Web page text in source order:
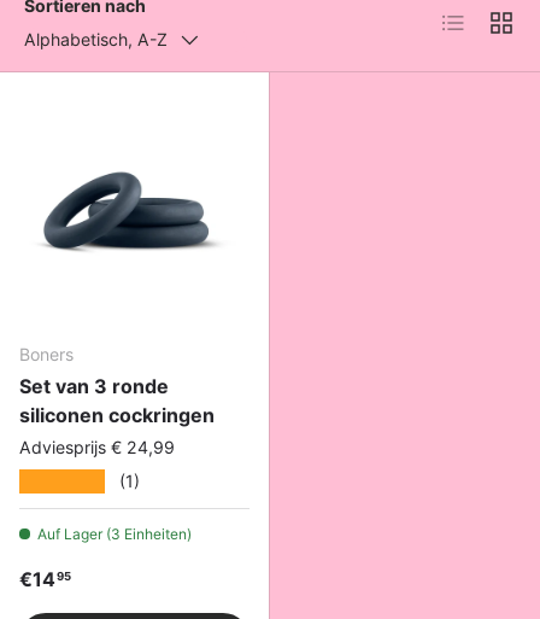
Sortieren nach
Alphabetisch, A-Z
Boners
Set van 3 ronde
siliconen cockringen
Adviesprijs € 24,99
(1)
Auf Lager (3 Einheiten)
Normaler Preis
€1495